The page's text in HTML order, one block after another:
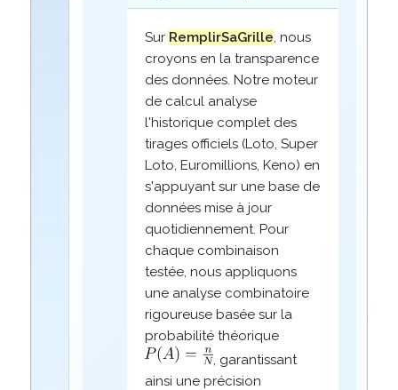
Sur RemplirSaGrille, nous
croyons en la transparence
des données. Notre moteur
de calcul analyse
l'historique complet des
tirages officiels (Loto, Super
Loto, Euromillions, Keno) en
s'appuyant sur une base de
données mise à jour
quotidiennement. Pour
chaque combinaison
testée, nous appliquons
une analyse combinatoire
rigoureuse basée sur la
probabilité théorique
, garantissant
ainsi une précision